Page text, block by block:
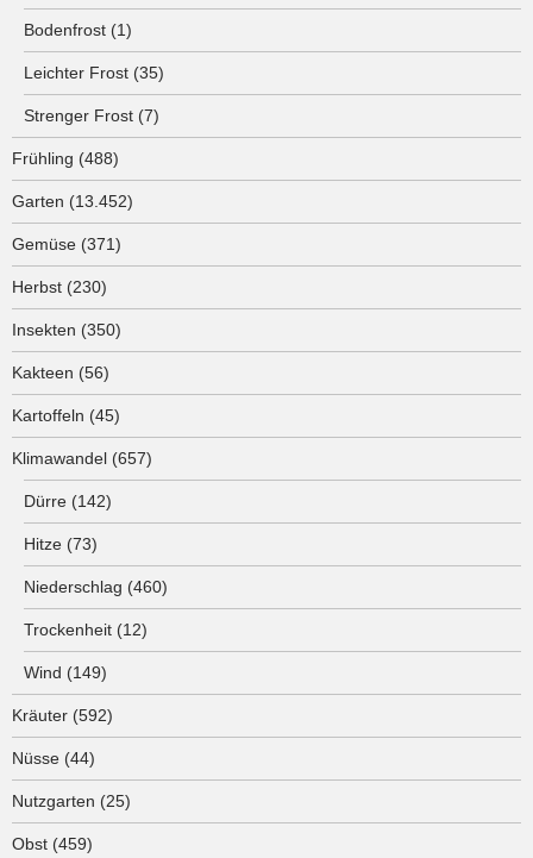
Bodenfrost (1)
Leichter Frost (35)
Strenger Frost (7)
Frühling (488)
Garten (13.452)
Gemüse (371)
Herbst (230)
Insekten (350)
Kakteen (56)
Kartoffeln (45)
Klimawandel (657)
Dürre (142)
Hitze (73)
Niederschlag (460)
Trockenheit (12)
Wind (149)
Kräuter (592)
Nüsse (44)
Nutzgarten (25)
Obst (459)